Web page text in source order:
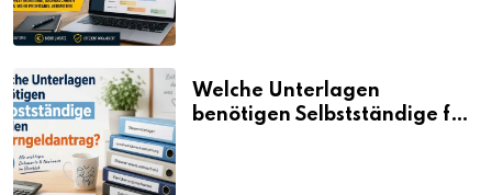
Welche Unterlagen
benötigen Selbstständige für